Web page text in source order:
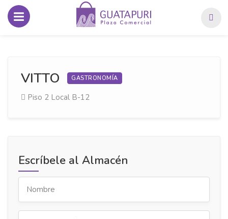
VITTO GASTRONOMÍA
Piso 2 Local B-12
Escríbele al Almacén